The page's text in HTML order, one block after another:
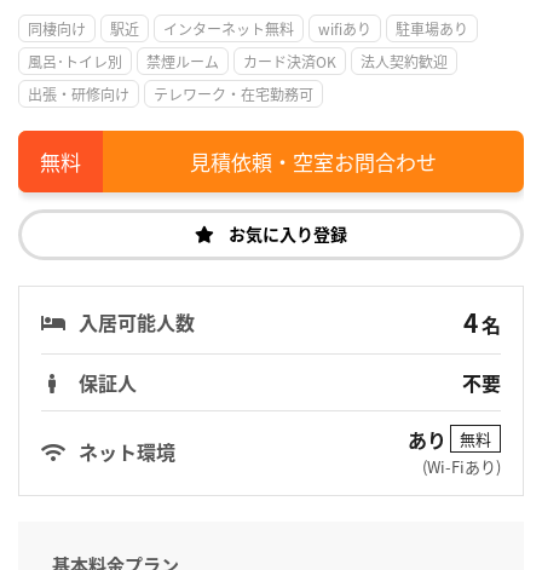
同棲向け 駅近 インターネット無料 wifiあり
駐車場あり
風呂･トイレ別
禁煙ルーム カード決済OK
法人契約歓迎
出張・研修向け
テレワーク・在宅勤務可
見積依頼・空室お問合わせ
お気に入り登録
入居可能人数 4名
保証人
不要
ネット環境 あり
無料
(Wi-Fiあり)
基本料金プラン